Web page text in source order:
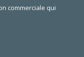
commerciale qui